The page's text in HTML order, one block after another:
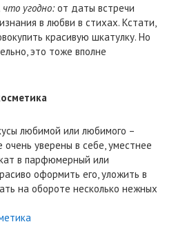
угодно:от даты встречи
в любви в стихах. Кстати,
красивую шкатулку. Но
это тоже вполне
любимой или любимого –
уверены в себе, уместнее
в парфюмерный или
оформить его, уложить в
на обороте несколько нежных